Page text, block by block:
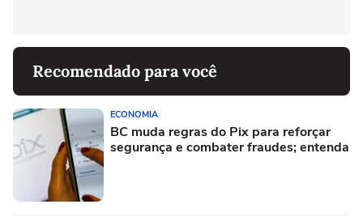
Recomendado para você
ECONOMIA
BC muda regras do Pix para reforçar
segurança e combater fraudes; entenda